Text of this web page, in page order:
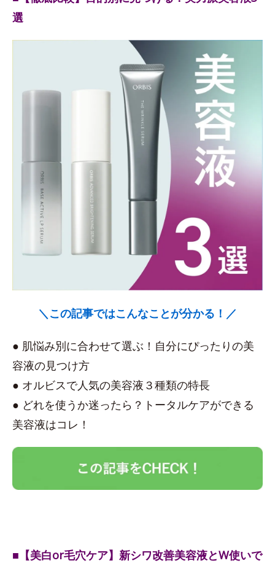
選
＼この記事ではこんなことが分かる！／
● 肌悩み別に合わせて選ぶ！自分にぴったりの美
容液の見つけ方
● オルビスで人気の美容液３種類の特長
● どれを使うか迷ったら？トータルケアができる
美容液はコレ！
■【美白or毛穴ケア】新シワ改善美容液とW使いで